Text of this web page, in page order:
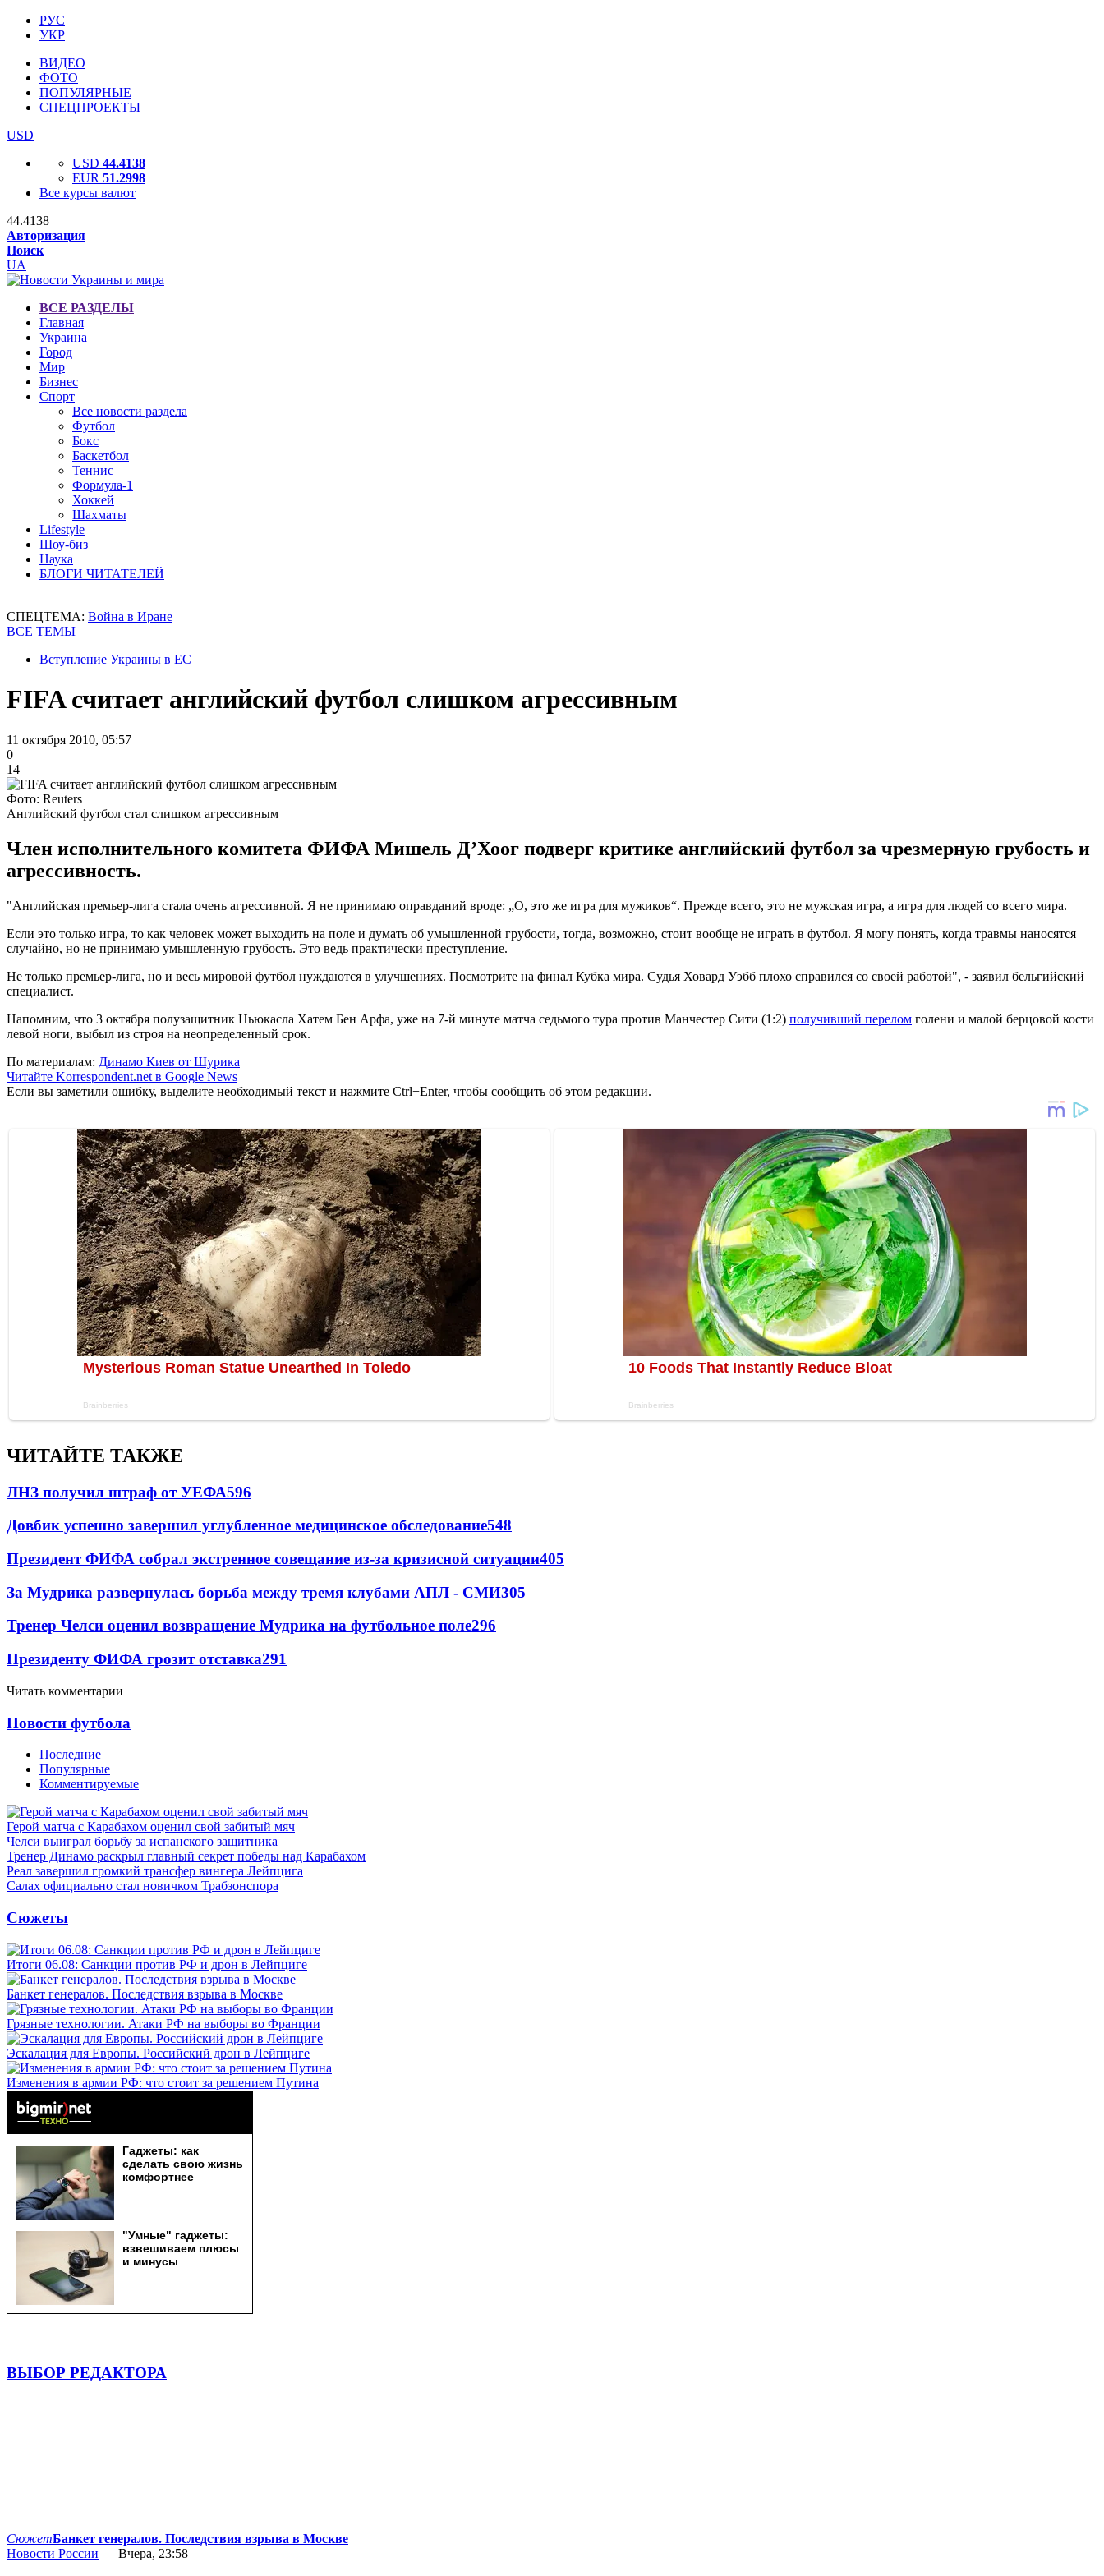
РУС
УКР
ВИДЕО
ФОТО
ПОПУЛЯРНЫЕ
СПЕЦПРОЕКТЫ
USD
USD 44.4138
EUR 51.2998
Все курсы валют
44.4138
Авторизация
Поиск
UA
ВСЕ РАЗДЕЛЫ
Главная
Украина
Город
Мир
Бизнес
Спорт
Все новости раздела
Футбол
Бокс
Баскетбол
Теннис
Формула-1
Хоккей
Шахматы
Lifestyle
Шоу-биз
Наука
БЛОГИ ЧИТАТЕЛЕЙ
СПЕЦТЕМА: Война в Иране
ВСЕ ТЕМЫ
Вступление Украины в ЕС
FIFA считает английский футбол слишком агрессивным
11 октября 2010, 05:57
0
14
Фото: Reuters
Английский футбол стал слишком агрессивным
Член исполнительного комитета ФИФА Мишель Д’Хоог подверг критике английский футбол за чрезмерную грубость и
агрессивность.
"Английская премьер-лига стала очень агрессивной. Я не принимаю оправданий вроде: „О, это же игра для мужиков“. Прежде всего, это не мужская игра, а игра для людей со всего мира.
Если это только игра, то как человек может выходить на поле и думать об умышленной грубости, тогда, возможно, стоит вообще не играть в футбол. Я могу понять, когда травмы наносятся
случайно, но не принимаю умышленную грубость. Это ведь практически преступление.
Не только премьер-лига, но и весь мировой футбол нуждаются в улучшениях. Посмотрите на финал Кубка мира. Судья Ховард Уэбб плохо справился со своей работой", - заявил бельгийский
специалист.
Напомним, что 3 октября полузащитник Ньюкасла Хатем Бен Арфа, уже на 7-й минуте матча седьмого тура против Манчестер Сити (1:2) получивший перелом голени и малой берцовой кости
левой ноги, выбыл из строя на неопределенный срок.
По материалам: Динамо Киев от Шурика
Читайте Korrespondent.net в Google News
Если вы заметили ошибку, выделите необходимый текст и нажмите Ctrl+Enter, чтобы сообщить об этом редакции.
ЧИТАЙТЕ ТАКЖЕ
ЛНЗ получил штраф от УЕФА596
Довбик успешно завершил углубленное медицинское обследование548
Президент ФИФА собрал экстренное совещание из-за кризисной ситуации405
За Мудрика развернулась борьба между тремя клубами АПЛ - СМИ305
Тренер Челси оценил возвращение Мудрика на футбольное поле296
Президенту ФИФА грозит отставка291
Читать комментарии
Новости футбола
Последние
Популярные
Комментируемые
Герой матча с Карабахом оценил свой забитый мяч
Челси выиграл борьбу за испанского защитника
Тренер Динамо раскрыл главный секрет победы над Карабахом
Реал завершил громкий трансфер вингера Лейпцига
Салах официально стал новичком Трабзонспора
Сюжеты
Итоги 06.08: Санкции против РФ и дрон в Лейпциге
Банкет генералов. Последствия взрыва в Москве
Грязные технологии. Атаки РФ на выборы во Франции
Эскалация для Европы. Российский дрон в Лейпциге
Изменения в армии РФ: что стоит за решением Путина
ВЫБОР РЕДАКТОРА
СюжетБанкет генералов. Последствия взрыва в Москве
Новости России — Вчера, 23:58